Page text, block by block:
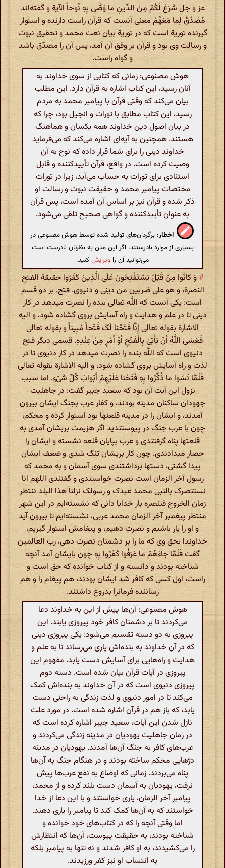
عز و جل شَرَعَ لَکُمْ مِنَ الدِّینِ ما وَصَّی بِهِ نُوحاً الآیة و گفته‌اند
مُصَدِّقٌ لِما مَعَهُمْ معنی آنست که قرآن راست دارنده و استوار
گیرنده توریة است که در توریة بیان نعت محمد و تحقیق نبوت
و رسالت وی بود و قرآن بر وفق آن آمد، پس آن را مصدّق باشد
و گواه راست.
هوش مصنوعی: زمانی که کتابی از سوی خداوند به
آنان رسید، این کتاب اشاره به قرآن دارد. این مطلب
بیان می‌کند که وقتی قرآن با پیامبر محمد به مردم
رسید، این کتاب مطابق با تورات و انجیل بود، چرا که
در بیان اصول دین خداوند همه یکسان و هماهنگ
هستند. همچنین به آیه‌ای اشاره می‌کند که می‌فرماید
خداوند دینی را برای شما قرار داده که نوح به آن
وصیت کرده است. در واقع، قرآن تأییدکننده و قابل
استنادی برای تورات به حساب می‌آید، زیرا در تورات
مختصات پیامبر محمد و حقیقت نبوت و رسالت او
ذکر شده و قرآن نیز بر اساس آن آمده است، پس قرآن
به عنوان تأییدکننده و گواهی صحیح تلقی می‌شود.
اخطار: برگردان‌های تولید شده توسط هوش مصنوعی در
بسیاری از موارد نادرستند. اگر این متن به نظرتان نادرست است
می‌توانید آن را ویرایشکنید.
#وَ کانُوا مِنْ قَبْلُ یَسْتَفْتِحُونَ عَلَی الَّذِینَ کَفَرُوا حقیقة الفتح
النصرة، و هو علی ضربین من دینی و دنیوی. فتح. بر دو قسم
است: یکی آنست که اللَّه تعالی بنده را نصرت میدهد در کار
دینی تا در علم و هدایت و راه آسایش بروی گشاده شود، و الیه
الاشارة بقوله تعالی إِنَّا فَتَحْنا لَکَ فَتْحاً مُبِیناً و بقوله تعالی
فَعَسَی اللَّهُ أَنْ یَأْتِیَ بِالْفَتْحِ أَوْ أَمْرٍ مِنْ عِنْدِهِ. قسمی دیگر فتح
دنیوی است که اللَّه بنده را نصرت میدهد در کار دنیوی تا در
لذت و راه آسایش بروی گشاده شود، و الیه الاشارة بقوله تعالی
فَلَمَّا نَسُوا ما ذُکِّرُوا بِهِ فَتَحْنا عَلَیْهِمْ أَبْوابَ کُلِّ شَیْ‌ءٍ. اما سبب
نزول این آیت آن بود که سعید جبیر گفت: در جاهلیت
جهودان ساکنان مدینه بودند، و کفار عرب بجنگ ایشان بیرون
آمدند، و ایشان را در مدینه قلعتها بود استوار کرده و محکم،
چون با عرب جنگ در پیوستندید اگر هزیمت بریشان آمدی به
قلعتها پناه گرفتندی و عرب بپایان قلعه نشسته و ایشان را
حصار میدادندی. چون کار بریشان تنگ شدی و ضعف ایشان
پیدا گشتی، دستها برداشتندی سوی آسمان و به محمد که
رسول آخر الزمان است نصرت خواستندی و گفتندی اللهم انا
نستنصرک بالنبی محمد عبدک و رسولک نزلنا هذا البلد ننتظر
زمان الخروج فننصره بار خدایا دانی که نشسته‌ایم در این شهر
منتظر پیغمبر آخر الزمان محمد عربی، نشسته‌ایم تا بیرون آید
و او را یار باشیم و نصرت دهیم، و پیغامش استوار گیریم،
خداوندا بحق وی که ما را بر دشمنان نصرت دهی، رب العالمین
گفت فَلَمَّا جاءَهُمْ ما عَرَفُوا کَفَرُوا بِهِ چون بایشان آمد آنچه
شناخته بودند و دانسته و از کتاب خوانده که حق است و
راست، اول کسی که کافر شد ایشان بودند، هم پیغام را و هم
رساننده فرمانرا بدروغ داشتند.
هوش مصنوعی: آن‌ها پیش از این به خداوند دعا
می‌کردند تا بر دشمنان کافر خود پیروزی یابند. این
پیروزی به دو دسته تقسیم می‌شود: یکی پیروزی دینی
که در آن خداوند به بنده‌اش یاری می‌رساند تا به علم و
هدایت و راه‌هایی برای آسایش دست یابد. مفهوم این
پیروزی در آیات قرآن بیان شده است. دسته دوم
پیروزی دنیوی است که در آن خداوند به بنده‌اش کمک
می‌کند تا در امور دنیوی و لذت زندگی به راحتی دست
یابد، که باز هم در قرآن اشاره شده است. در مورد علت
نازل شدن این آیات، سعید جبیر اشاره کرده است که
در زمان جاهلیت یهودیان در مدینه زندگی می‌کردند و
عرب‌های کافر به جنگ آن‌ها آمدند. یهودیان در مدینه
دژهایی محکم ساخته بودند و در هنگام جنگ به آن‌ها
پناه می‌بردند. زمانی که اوضاع به نفع عرب‌ها پیش
نرفت، یهودیان به آسمان دست بلند کرده و از محمد،
پیامبر آخر الزمان، یاری خواستند و با این دعا از خدا
خواستند که به آن‌ها کمک کند تا پیامبر را یاری دهند.
اما وقتی آنچه را که در کتاب‌های خود خوانده و
شناخته بودند، به حقیقت پیوست، آن‌ها که انتظارش
را می‌کشیدند، به او کافر شدند و نه تنها به پیامبر بلکه
به انتساب او نیز کفر ورزیدند.